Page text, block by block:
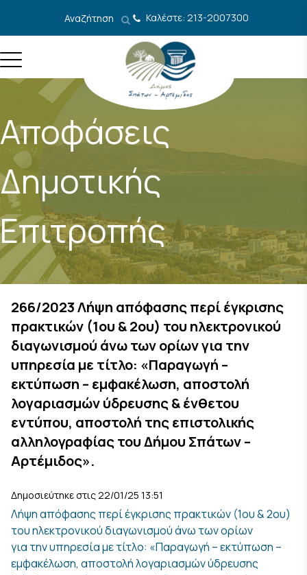
Αναζήτηση Καλέστε: 213-2007300
Αποφάσεις
Δημοτικής
Επιτροπής
266/2023 Λήψη απόφασης περί έγκρισης
πρακτικών (1ου & 2ου) του ηλεκτρονικού
διαγωνισμού άνω των ορίων για την
υπηρεσία με τίτλο: «Παραγωγή –
εκτύπωση – εμφακέλωση, αποστολή
λογαριασμών ύδρευσης & ένθετου
εντύπου, αποστολή της επιστολικής
αλληλογραφίας του Δήμου Σπάτων –
Αρτέμιδος».
Δημοσιεύτηκε στις 22/01/25 13:51
Λήψη απόφασης περί έγκρισης πρακτικών (1ου & 2ου)
του ηλεκτρονικού διαγωνισμού άνω των ορίων
για την υπηρεσία με τίτλο: «Παραγωγή – εκτύπωση –
εμφακέλωση, αποστολή λογαριασμών ύδρευσης